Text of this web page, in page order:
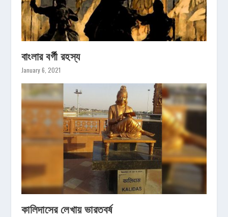
বাংলার বর্গী রহস্য
January 6, 2021
কালিদাসের লেখায় ভারতবর্ষ